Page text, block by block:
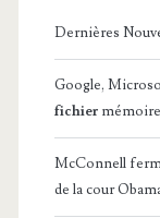
Dernières
Google,
fichier
McConnell
de la cour